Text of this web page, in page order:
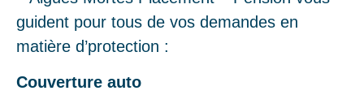
guident pour tous de vos demandes en
matière d’protection :
Couverture auto